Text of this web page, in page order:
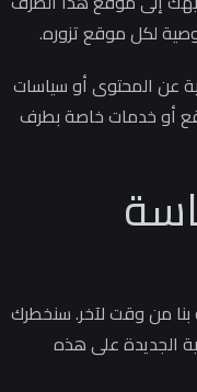
لكل موقع تزوره.
عن المحتوى أو سياسات
أو خدمات خاصة بطرف
من وقت لآخر.سنخطرك
الجديدة على هذه